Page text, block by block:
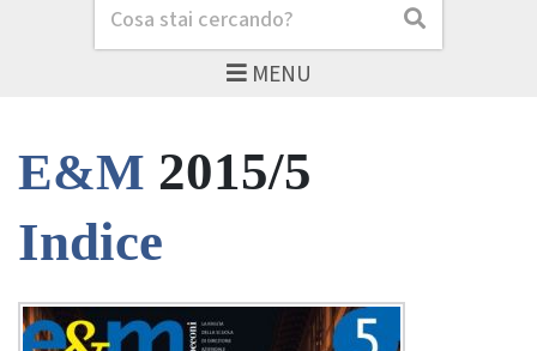
MENU
Cerca Cerca
E&M 2015/5
Indice